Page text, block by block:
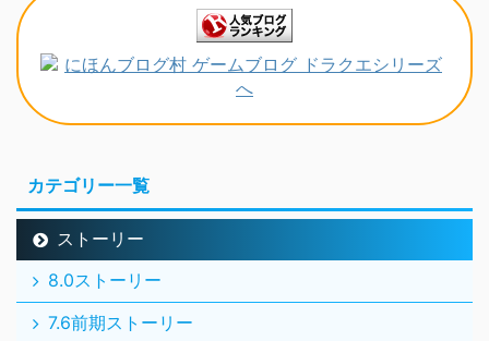
カテゴリー一覧
ストーリー
8.0ストーリー
7.6前期ストーリー